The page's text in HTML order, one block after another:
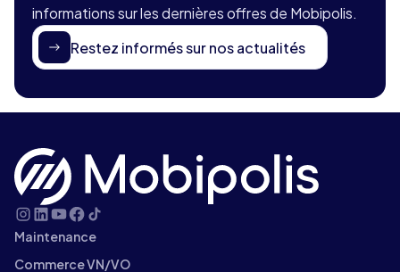
informations sur les dernières offres de Mobipolis.
Restez informés sur nos actualités
Maintenance
Commerce VN/VO